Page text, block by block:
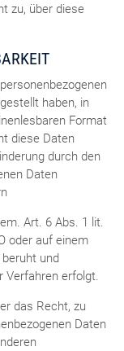
zu, über diese
haben, in
Format
diese Daten
durch den
Daten
Art. 6 Abs. 1 lit.
oder auf einem
und
erfolgt.
das Recht, zu
Daten